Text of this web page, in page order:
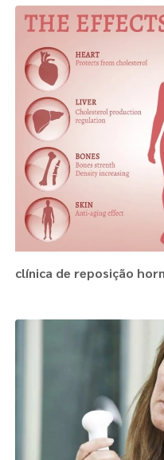
clínica de reposição